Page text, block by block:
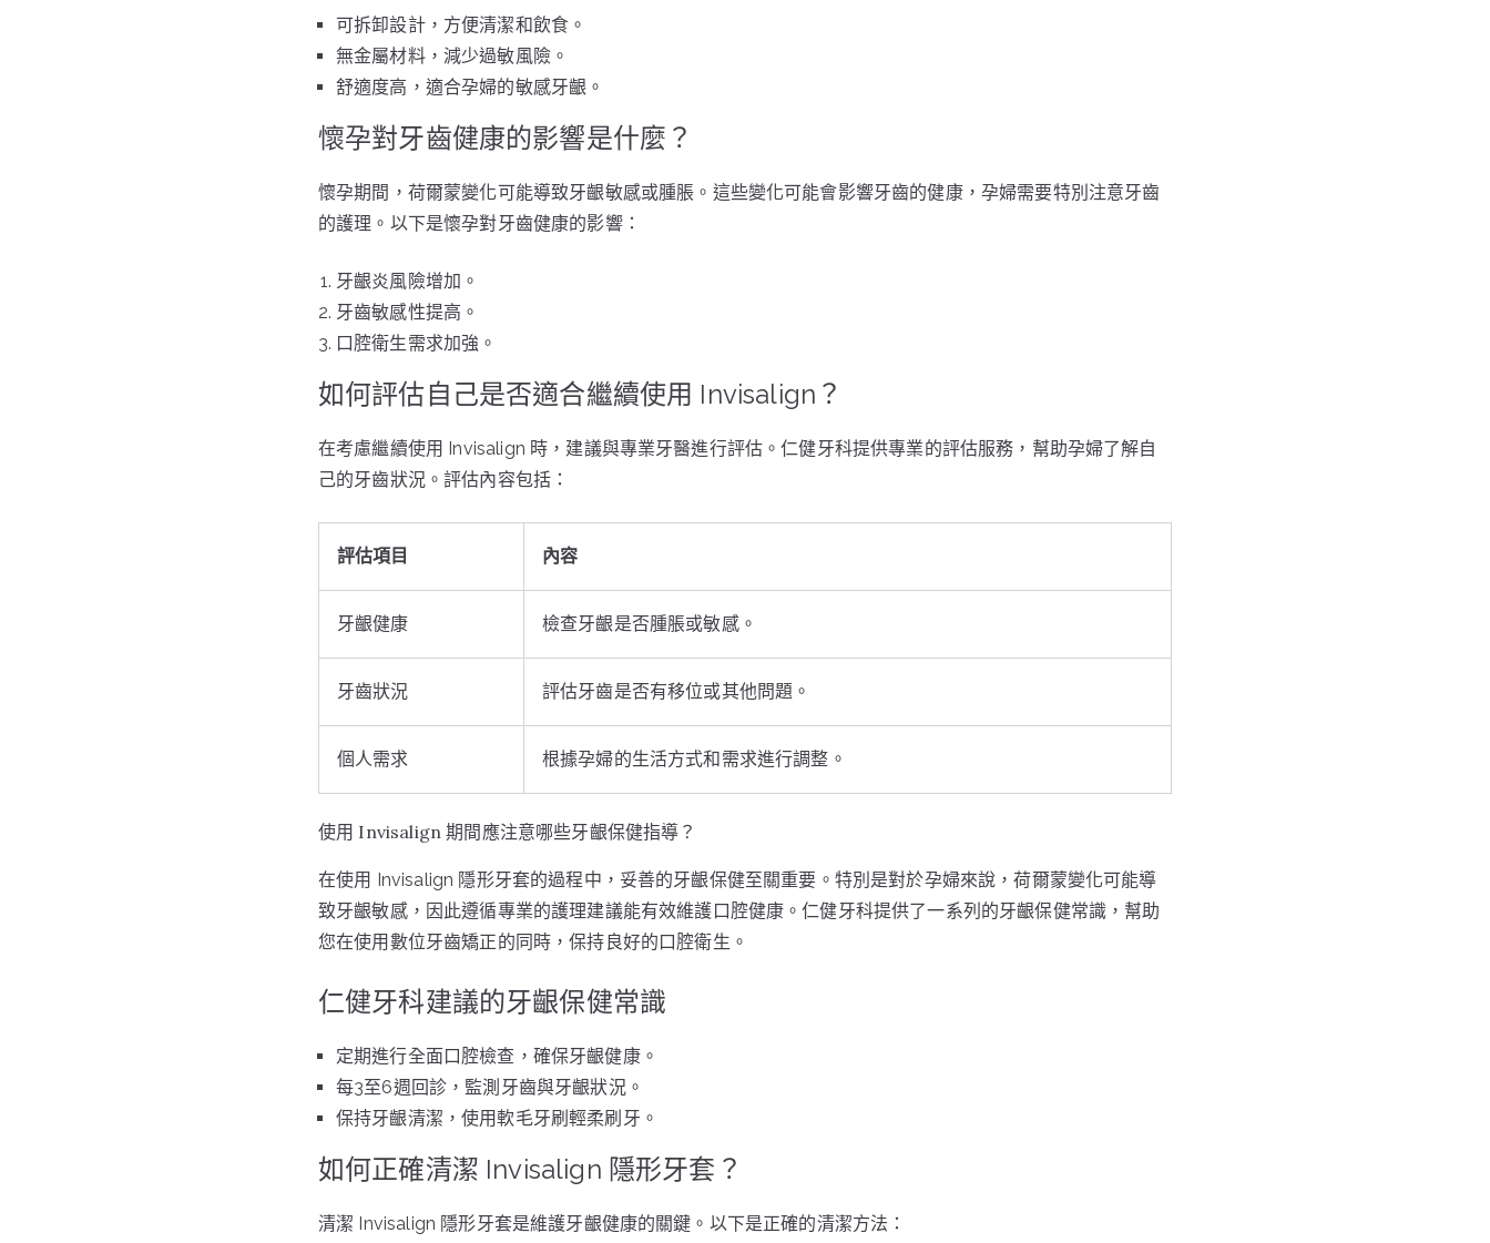
可拆卸設計，方便清潔和飲食。
無金屬材料，減少過敏風險。
舒適度高，適合孕婦的敏感牙齦。
懷孕對牙齒健康的影響是什麼？
懷孕期間，荷爾蒙變化可能導致牙齦敏感或腫脹。這些變化可能會影響牙齒的健康，孕婦需要特別注意牙齒
的護理。以下是懷孕對牙齒健康的影響：
牙齦炎風險增加。
牙齒敏感性提高。
口腔衛生需求加強。
如何評估自己是否適合繼續使用 Invisalign？
在考慮繼續使用 Invisalign 時，建議與專業牙醫進行評估。仁健牙科提供專業的評估服務，幫助孕婦了解自
己的牙齒狀況。評估內容包括：
評估項目 內容
牙齦健康 檢查牙齦是否腫脹或敏感。
牙齒狀況 評估牙齒是否有移位或其他問題。
個人需求 根據孕婦的生活方式和需求進行調整。
使用 Invisalign 期間應注意哪些牙齦保健指導？
在使用 Invisalign 隱形牙套的過程中，妥善的牙齦保健至關重要。特別是對於孕婦來說，荷爾蒙變化可能導
致牙齦敏感，因此遵循專業的護理建議能有效維護口腔健康。仁健牙科提供了一系列的牙齦保健常識，幫助
您在使用數位牙齒矯正的同時，保持良好的口腔衛生。
仁健牙科建議的牙齦保健常識
定期進行全面口腔檢查，確保牙齦健康。
每3至6週回診，監測牙齒與牙齦狀況。
保持牙齦清潔，使用軟毛牙刷輕柔刷牙。
如何正確清潔 Invisalign 隱形牙套？
清潔 Invisalign 隱形牙套是維護牙齦健康的關鍵。以下是正確的清潔方法：